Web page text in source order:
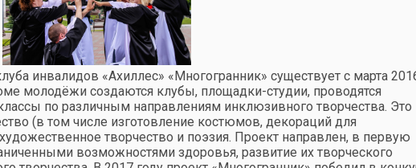
инвалидов «Ахиллес» «Многогранник» существует с марта
молодёжи создаются клубы, площадки-студии, проводятся
по различным направлениям инклюзивного творчества. Это
(в том числе изготовление костюмов, декораций для
творчество и поэзия. Проект направлен, в первую
возможностями здоровья, развитие их творческого